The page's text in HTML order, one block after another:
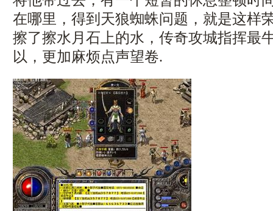
在哪里，得到天狼蜘蛛问题，就是这样
擦了擦水月石上的水，传奇攻城指挥最
以，更加麻烦点声望卷.